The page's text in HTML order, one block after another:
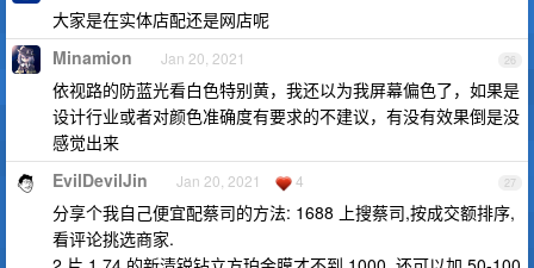
大家是在实体店配还是网店呢
26
Minamion Jan 20, 2021
依视路的防蓝光看白色特别黄，我还以为我屏幕偏色了，如果是
设计行业或者对颜色准确度有要求的不建议，有没有效果倒是没
感觉出来
27
EvilDevilJin Jan 20, 2021 4
分享个我自己便宜配蔡司的方法: 1688 上搜蔡司,按成交额排序,
看评论挑选商家.